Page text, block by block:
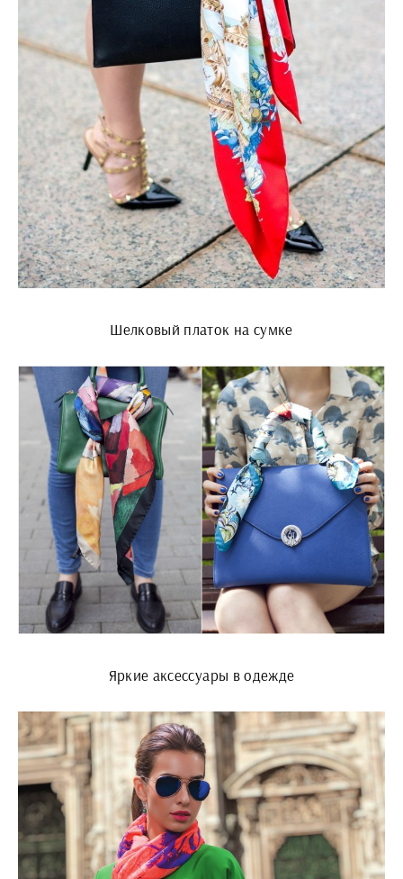
Шелковый платок на сумке
Яркие аксессуары в одежде